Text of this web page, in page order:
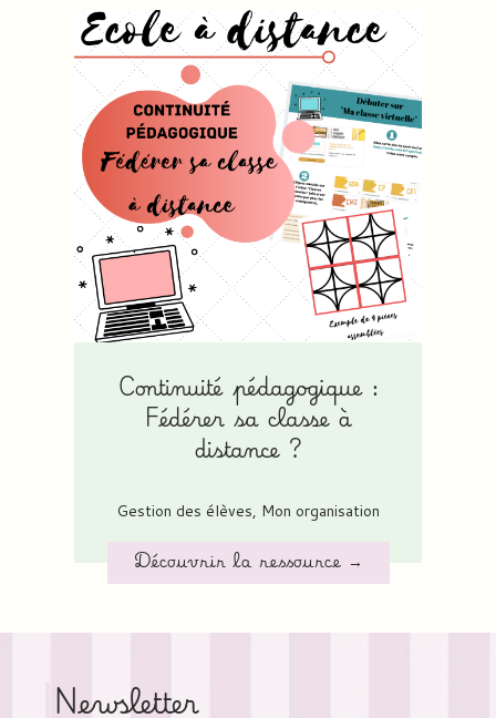
Continuité pédagogique :
Fédérer sa classe à
distance ?
Gestion des élèves, Mon organisation
Découvrir la ressource →
Newsletter